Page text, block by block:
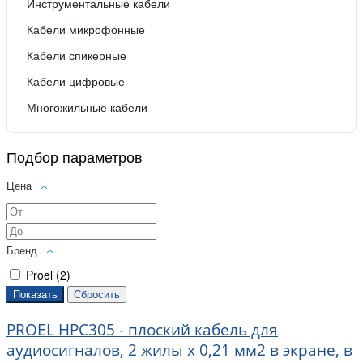
Инструментальные кабели
Кабели микрофонные
Кабели спикерные
Кабели цифровые
Многожильные кабели
Подбор параметров
Цена
Бренд
Proel (2)
PROEL HPC305 - плоский кабель для
аудиосигналов, 2 жилы х 0,21 мм2 в экране, в